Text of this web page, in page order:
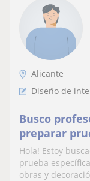
Alicante
Diseño de
Busco
preparar
superior
Hola! Estoy
prueba
obras y